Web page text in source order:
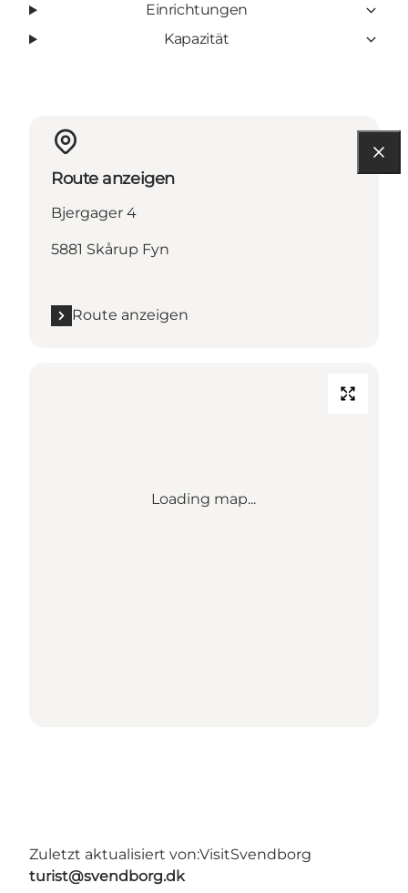
Einrichtungen
Kapazität
Route anzeigen
Bjergager 4
5881 Skårup Fyn
Route anzeigen
Loading map...
Zuletzt aktualisiert von:VisitSvendborg
turist@svendborg.dk